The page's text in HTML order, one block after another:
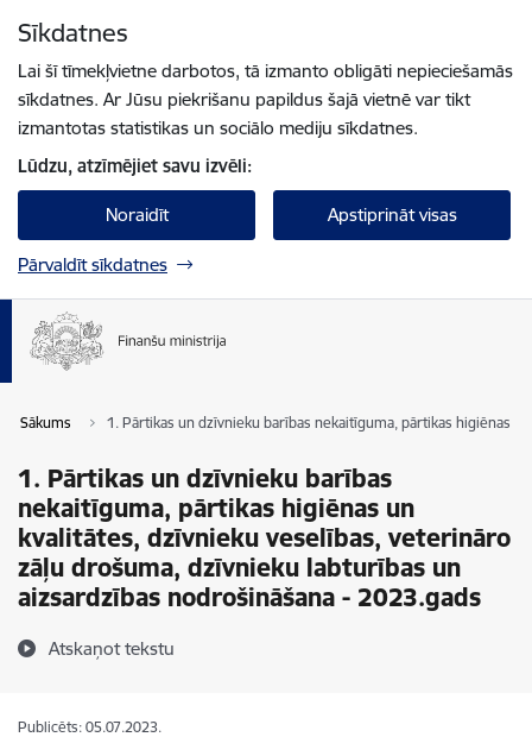
Sīkdatnes
Lai šī tīmekļvietne darbotos, tā izmanto obligāti nepieciešamās
sīkdatnes. Ar Jūsu piekrišanu papildus šajā vietnē var tikt
izmantotas statistikas un sociālo mediju sīkdatnes.
Lūdzu, atzīmējiet savu izvēli:
Noraidīt Apstiprināt visas
Pārvaldīt sīkdatnes
Sākums 1. Pārtikas un dzīvnieku barības nekaitīguma, pārtikas higiēnas
1. Pārtikas un dzīvnieku barības
nekaitīguma, pārtikas higiēnas un
kvalitātes, dzīvnieku veselības, veterināro
zāļu drošuma, dzīvnieku labturības un
aizsardzības nodrošināšana - 2023.gads
Atskaņot tekstu
Publicēts: 05.07.2023.